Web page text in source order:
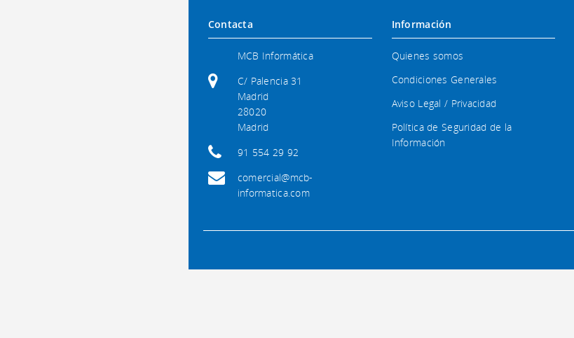
Contacta
MCB Informática
C/ Palencia 31
Madrid
28020
Madrid
91 554 29 92
comercial@mcb-
informatica.com
Información
Quienes somos
Condiciones Generales
Aviso Legal / Privacidad
Política de Seguridad de la
Información